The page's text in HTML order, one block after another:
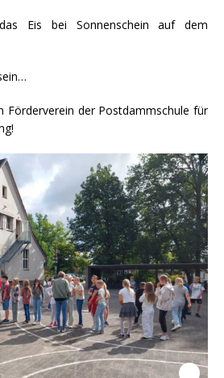
Eis bei Sonnenschein auf dem
Förderverein der Postdammschule für